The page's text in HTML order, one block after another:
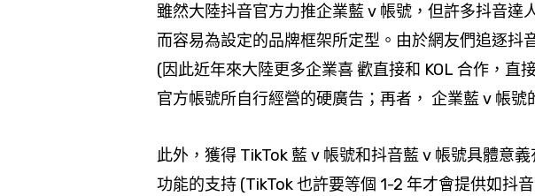
雖然大陸抖音官方力推企業藍 v 帳號，但許多抖音
而容易為設定的品牌框架所定型。由於網友們追逐抖
(因此近年來大陸更多企業喜 歡直接和 KOL 合作，直
官方帳號所自行經營的硬廣告；再者， 企業藍 v 帳
此外，獲得 TikTok 藍 v 帳號和抖音藍 v 帳號具體意
功能的支持 (TikTok 也許要等個 1-2 年才會提供如抖